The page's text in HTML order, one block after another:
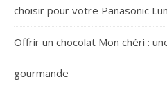
choisir pour votre Panasonic
Offrir un chocolat Mon chéri :
gourmande